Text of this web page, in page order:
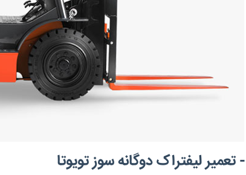
- تعمیر لیفتراک دوگانه سوز تویوتا